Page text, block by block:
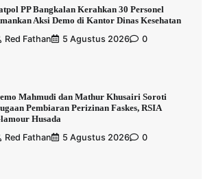
PP Bangkalan Kerahkan 30 Personel
Aksi Demo di Kantor Dinas Kesehatan
Red Fathan
5 Agustus 2026 0
Mahmudi dan Mathur Khusairi Soroti
Pembiaran Perizinan Faskes, RSIA
Husada
Red Fathan
5 Agustus 2026 0